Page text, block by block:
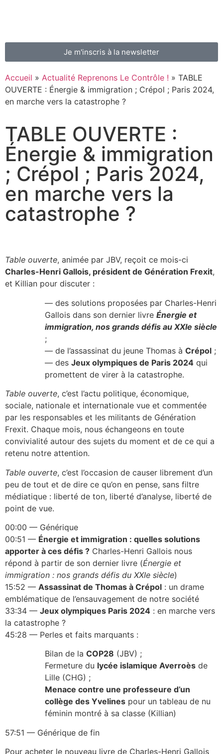
Je m'inscris à la newsletter
Accueil » Actualité Reprenons Le Contrôle ! » TABLE
OUVERTE : Énergie & immigration ; Crépol ; Paris 2024,
en marche vers la catastrophe ?
TABLE OUVERTE :
Énergie & immigration
; Crépol ; Paris 2024,
en marche vers la
catastrophe ?
Table ouverte, animée par JBV, reçoit ce mois-ci
Charles-Henri Gallois, président de Génération Frexit,
et Killian pour discuter :
— des solutions proposées par Charles-Henri
Gallois dans son dernier livre Énergie et
immigration, nos grands défis au XXIe siècle
;
— de l’assassinat du jeune Thomas à Crépol ;
— des Jeux olympiques de Paris 2024 qui
promettent de virer à la catastrophe.
Table ouverte, c’est l’actu politique, économique,
sociale, nationale et internationale vue et commentée
par les responsables et les militants de Génération
Frexit. Chaque mois, nous échangeons en toute
convivialité autour des sujets du moment et de ce qui a
retenu notre attention.
Table ouverte, c’est l’occasion de causer librement d’un
peu de tout et de dire ce qu’on en pense, sans filtre
médiatique : liberté de ton, liberté d’analyse, liberté de
point de vue.
00:00 — Générique
00:51 — Énergie et immigration : quelles solutions
apporter à ces défis ? Charles-Henri Gallois nous
répond à partir de son dernier livre (Énergie et
immigration : nos grands défis du XXIe siècle)
15:52 — Assassinat de Thomas à Crépol : un drame
emblématique de l’ensauvagement de notre société
33:34 — Jeux olympiques Paris 2024 : en marche vers
la catastrophe ?
45:28 — Perles et faits marquants :
Bilan de la COP28 (JBV) ;
Fermeture du lycée islamique Averroès de
Lille (CHG) ;
Menace contre une professeure d’un
collège des Yvelines pour un tableau de nu
féminin montré à sa classe (Killian)
57:51 — Générique de fin
Pour acheter le nouveau livre de Charles-Henri Gallois